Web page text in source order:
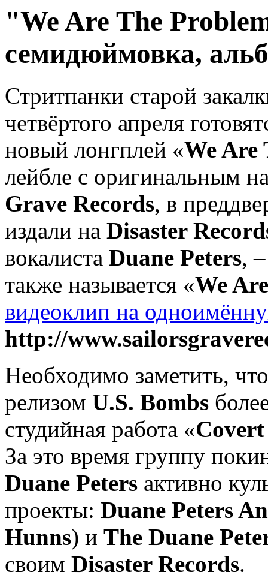
"We Are The
семидюймовка,
Стритпанки старой
четвёртого апреля
новый лонгплей «We Are
лейбле с оригинальным
Grave Records, в
издали на Disaster
вокалиста Duane Peters,
также называется «We
видеоклип на
http://
Необходимо заметить,
релизом U.S. Bombs
студийная работа «
За это время группу
Duane Peters активно
проекты: Duane Peters
Hunns) и The Duane
своим Disaster Records.